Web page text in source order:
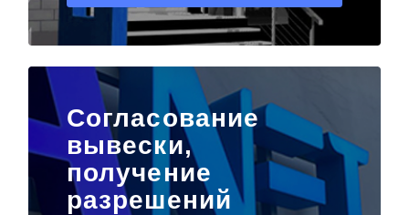
Согласование
вывески,
получение
разрешений